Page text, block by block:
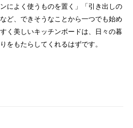
によく使うものを置く」「引き出しの
ど、できそうなことから一つでも始め
く美しいキッチンボードは、日々の暮
をもたらしてくれるはずです。